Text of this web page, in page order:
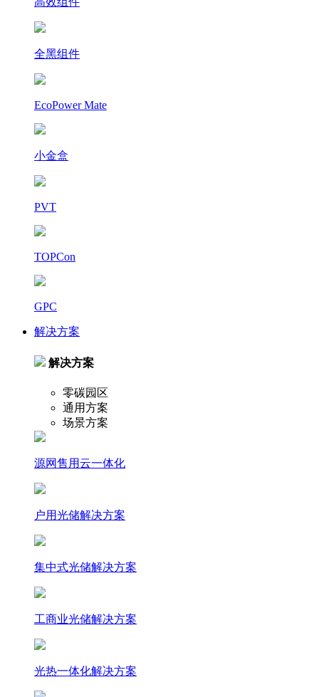
全黑组件
EcoPower Mate
小金盒
PVT
TOPCon
GPC
解决方案
解决方案
零碳园区
通用方案
场景方案
源网售用云一体化
户⽤光储解决⽅案
集中式光储解决⽅案
⼯商业光储解决⽅案
光热⼀体化解决⽅案